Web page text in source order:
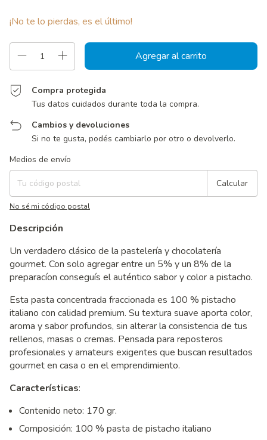
¡No te lo pierdas, es el último!
Compra protegida
Tus datos cuidados durante toda la compra.
Cambios y devoluciones
Si no te gusta, podés cambiarlo por otro o devolverlo.
Entregas para el CP:
Medios de envío
Calcular
No sé mi código postal
Descripción
Un verdadero clásico de la pastelería y chocolatería
gourmet. Con solo agregar entre un 5% y un 8% de la
preparacíon conseguís el auténtico sabor y color a pistacho.
Esta pasta concentrada fraccionada es 100 % pistacho
italiano con calidad premium. Su textura suave aporta color,
aroma y sabor profundos, sin alterar la consistencia de tus
rellenos, masas o cremas. Pensada para reposteros
profesionales y amateurs exigentes que buscan resultados
gourmet en casa o en el emprendimiento.
Características:
Contenido neto: 170 gr.
Composición: 100 % pasta de pistacho italiano